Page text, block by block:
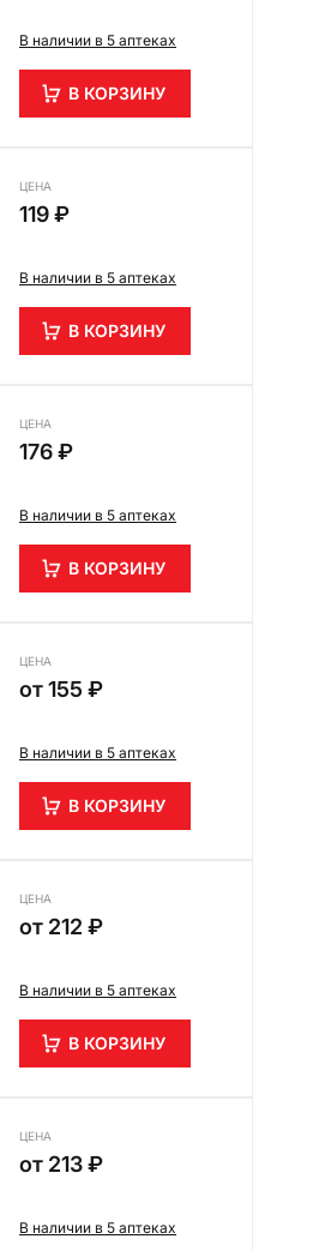
В наличии в 5 аптеках
В КОРЗИНУ
ЦЕНА
119 ₽
В наличии в 5 аптеках
В КОРЗИНУ
ЦЕНА
176 ₽
В наличии в 5 аптеках
В КОРЗИНУ
ЦЕНА
от155 ₽
В наличии в 5 аптеках
В КОРЗИНУ
ЦЕНА
от 212 ₽
В наличии в 5 аптеках
В КОРЗИНУ
ЦЕНА
от 213 ₽
В наличии в 5 аптеках